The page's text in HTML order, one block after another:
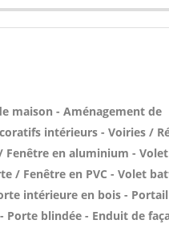
maison - Aménagement de
intérieurs - Voiries /
Fenêtre en aluminium - Volet
/ Fenêtre en PVC - Volet
intérieure en bois -
Porte blindée - Enduit de